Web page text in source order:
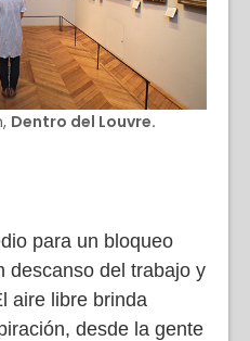
Dentro del Louvre.
para un bloqueo
descanso del trabajo y
aire libre brinda
desde la gente